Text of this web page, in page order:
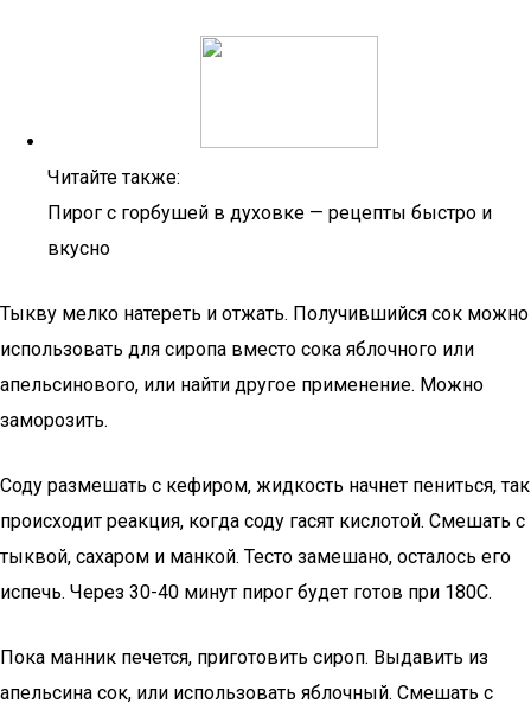
Читайте также:
Пирог с горбушей в духовке — рецепты быстро и
вкусно
Тыкву мелко натереть и отжать. Получившийся сок можно
использовать для сиропа вместо сока яблочного или
апельсинового, или найти другое применение. Можно
заморозить.
Соду размешать с кефиром, жидкость начнет пениться, так
происходит реакция, когда соду гасят кислотой. Смешать с
тыквой, сахаром и манкой. Тесто замешано, осталось его
испечь. Через 30-40 минут пирог будет готов при 180С.
Пока манник печется, приготовить сироп. Выдавить из
апельсина сок, или использовать яблочный. Смешать с